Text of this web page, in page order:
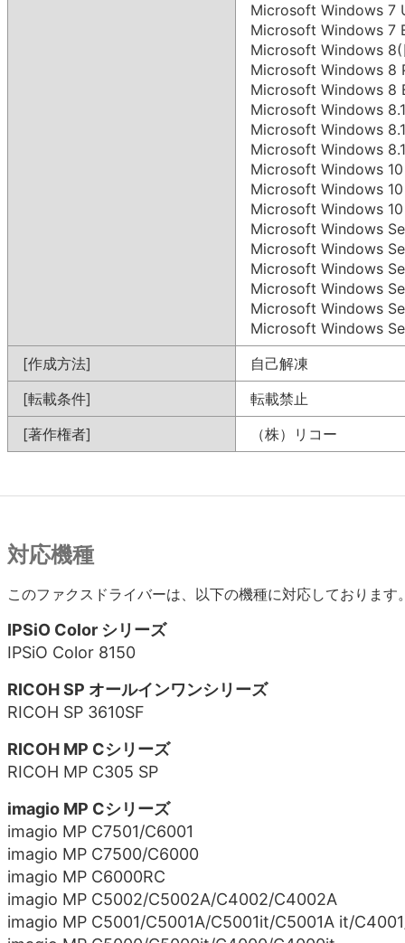
Microsoft Windows 7
Microsoft Windows 7
Microsoft Windows 8(
Microsoft Windows 8
Microsoft Windows 8
Microsoft Windows
Microsoft Windows
Microsoft Windows
Microsoft Windows
Microsoft Windows
Microsoft Windows
Microsoft Windows
Microsoft Windows
Microsoft Windows
Microsoft Windows
Microsoft Windows
Microsoft Windows
[作成方法]
自己解凍
[転載条件]
転載禁止
[著作権者]
（株）リコー
対応機種
このファクスドライバーは、以下の機種に対応しております
IPSiO Color シリーズ
IPSiO Color 8150
RICOH SP オールインワンシリーズ
RICOH SP 3610SF
RICOH MP Cシリーズ
RICOH MP C305 SP
imagio MP Cシリーズ
imagio MP C7501/C6001
imagio MP C7500/C6000
imagio MP C6000RC
imagio MP C5002/C5002A/C4002/C4002A
imagio MP C5001/C5001A/C5001it/C5001A it/